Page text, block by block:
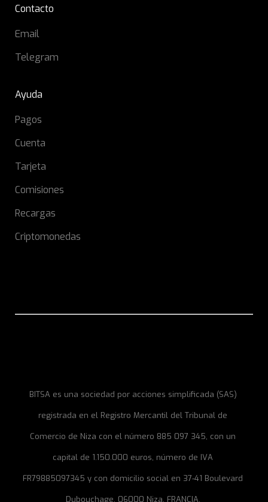
Contacto
Email
Telegram
Ayuda
Pagos
Cuenta
Tarjeta
Comisiones
Recargas
Criptomonedas
BITSA es una sociedad por acciones simplificada (SAS)
registrada en el Registro Mercantil del Tribunal de
Comercio de Niza con el número 885 097 345, con un
capital de 1.150.000 euros, número de IVA
FR79885097345 y con domicilio social en 37-41 Boulevard
Dubouchage, 06000 Niza, FRANCIA.